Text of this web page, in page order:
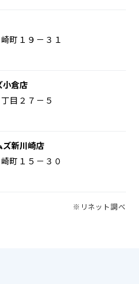
町１９－３１
小倉店
目２７－５
ズ新川崎店
町１５－３０
※リネット調べ